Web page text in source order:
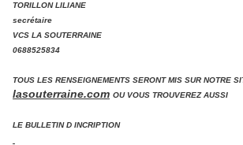
TORILLON LILIANE
secrétaire
VCS LA SOUTERRAINE
0688525834
TOUS LES RENSEIGNEMENTS SERONT MIS SUR NOTRE
lasouterraine.com OU VOUS TROUVEREZ AUSSI
LE BULLETIN D INCRIPTION